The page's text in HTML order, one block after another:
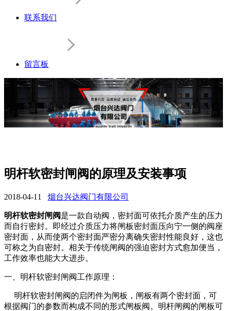
联系我们
留言板
明杆软密封闸阀的原理及安装事项
2018-04-11 烟台兴达阀门有限公司
明杆软密封闸阀是一款自动阀，密封面可依托介质产生的压力
而自行密封。即经过介质压力将闸板密封面压向宁一侧的阀座
密封面，从而使两个密封面严密分离确失密封性能良好，这也
可称之为自密封。相关于传统闸阀的强迫密封方式愈加便当，
工作效率也能大大进步。
一、明杆软密封闸阀工作原理：
明杆软密封闸阀的启闭件为闸板，闸板有两个密封面，可
根据阀门的参数而构成不同的形式闸板阀。明杆闸阀的闸板可